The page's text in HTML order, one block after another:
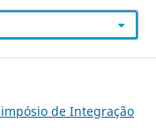
de Integração